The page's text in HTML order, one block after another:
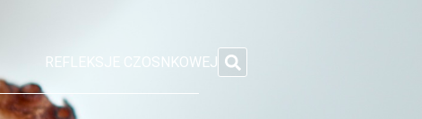
REFLEKSJE CZOSNKOWEJ